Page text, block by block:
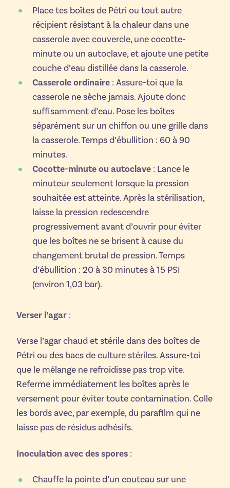
Place tes boîtes de Pétri ou tout autre
récipient résistant à la chaleur dans une
casserole avec couvercle, une cocotte-
minute ou un autoclave, et ajoute une petite
couche d’eau distillée dans la casserole.
Casserole ordinaire: Assure-toi que la
casserole ne sèche jamais. Ajoute donc
suffisamment d’eau. Pose les boîtes
séparément sur un chiffon ou une grille dans
la casserole. Temps d’ébullition : 60 à 90
minutes.
Cocotte-minute ou autoclave: Lance le
minuteur seulement lorsque la pression
souhaitée est atteinte. Après la stérilisation,
laisse la pression redescendre
progressivement avant d’ouvrir pour éviter
que les boîtes ne se brisent à cause du
changement brutal de pression. Temps
d’ébullition : 20 à 30 minutes à 15 PSI
(environ 1,03 bar).
Verser l’agar :
Verse l’agar chaud et stérile dans des boîtes de
Pétri ou des bacs de culture stériles. Assure-toi
que le mélange ne refroidisse pas trop vite.
Referme immédiatement les boîtes après le
versement pour éviter toute contamination. Colle
les bords avec, par exemple, du parafilm qui ne
laisse pas de résidus adhésifs.
Inoculation avec des spores :
Chauffe la pointe d’un couteau sur une